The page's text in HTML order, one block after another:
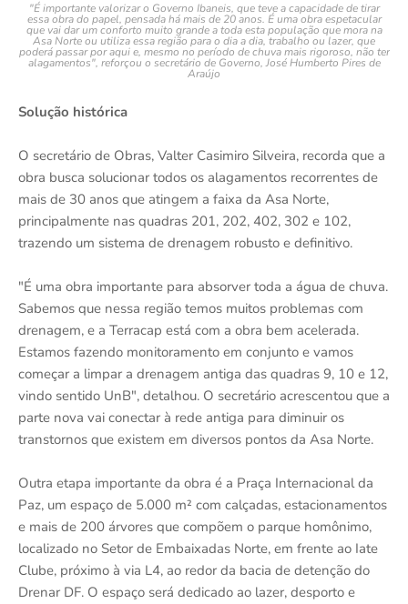
"É importante valorizar o Governo Ibaneis, que teve a capacidade de tirar
essa obra do papel, pensada há mais de 20 anos. É uma obra espetacular
que vai dar um conforto muito grande a toda esta população que mora na
Asa Norte ou utiliza essa região para o dia a dia, trabalho ou lazer, que
poderá passar por aqui e, mesmo no período de chuva mais rigoroso, não ter
alagamentos", reforçou o secretário de Governo, José Humberto Pires de
Araújo
Solução histórica
O secretário de Obras, Valter Casimiro Silveira, recorda que a
obra busca solucionar todos os alagamentos recorrentes de
mais de 30 anos que atingem a faixa da Asa Norte,
principalmente nas quadras 201, 202, 402, 302 e 102,
trazendo um sistema de drenagem robusto e definitivo.
"É uma obra importante para absorver toda a água de chuva.
Sabemos que nessa região temos muitos problemas com
drenagem, e a Terracap está com a obra bem acelerada.
Estamos fazendo monitoramento em conjunto e vamos
começar a limpar a drenagem antiga das quadras 9, 10 e 12,
vindo sentido UnB", detalhou. O secretário acrescentou que a
parte nova vai conectar à rede antiga para diminuir os
transtornos que existem em diversos pontos da Asa Norte.
Outra etapa importante da obra é a Praça Internacional da
Paz, um espaço de 5.000 m² com calçadas, estacionamentos
e mais de 200 árvores que compõem o parque homônimo,
localizado no Setor de Embaixadas Norte, em frente ao Iate
Clube, próximo à via L4, ao redor da bacia de detenção do
Drenar DF. O espaço será dedicado ao lazer, desporto e